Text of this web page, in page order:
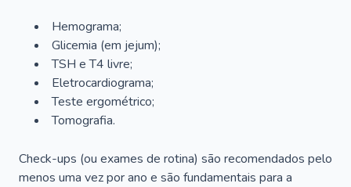
Hemograma;
Glicemia (em jejum);
TSH e T4 livre;
Eletrocardiograma;
Teste ergométrico;
Tomografia.
Check-ups (ou exames de rotina) são recomendados pelo
menos uma vez por ano e são fundamentais para a